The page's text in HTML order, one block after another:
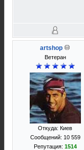
artshop
Ветеран
Откуда: Киев
Сообщений: 10 559
Репутация: 1514